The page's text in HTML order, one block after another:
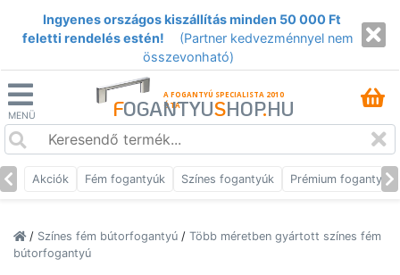
Ingyenes országos kiszállítás minden 50 000 Ft
feletti rendelés estén!
(Partner kedvezménnyel nem
összevonható)
MENÜ
A FOGANTYÚ SPECIALISTA 2010
ÓTA
FOGANTYUSHOP.HU
Akciók Fém fogantyúk Színes fogantyúk Prémium fogantyúk
/ Színes fém bútorfogantyú / Több méretben gyártott színes fém
bútorfogantyú